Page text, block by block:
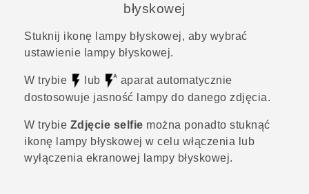
błyskowej
Stuknij ikonę lampy błyskowej, aby wybrać
ustawienie lampy błyskowej.
W trybie lub
aparat automatycznie
dostosowuje jasność lampy do danego zdjęcia.
W trybie Zdjęcie selfie można ponadto stuknąć
ikonę lampy błyskowej w celu włączenia lub
wyłączenia ekranowej lampy błyskowej.